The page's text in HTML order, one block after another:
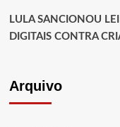
LULA SANCIONOU
DIGITAIS CONTRA
Arquivo